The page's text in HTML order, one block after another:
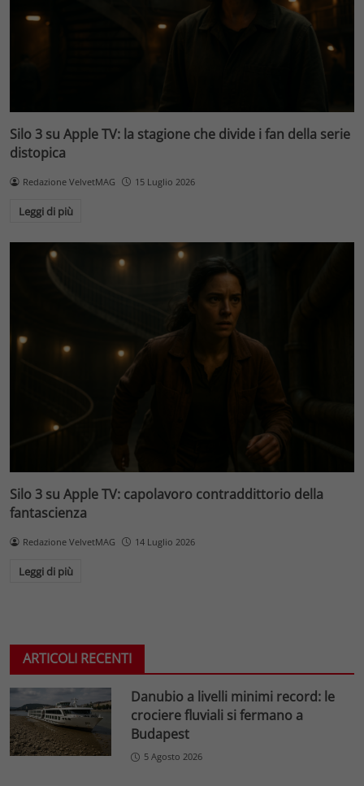
Silo 3 su Apple TV: la stagione che divide i fan della serie
distopica
Redazione VelvetMAG 15 Luglio 2026
Leggi di più
Silo 3 su Apple TV: capolavoro contraddittorio della
fantascienza
Redazione VelvetMAG 14 Luglio 2026
Leggi di più
ARTICOLI RECENTI
Danubio a livelli minimi record: le
crociere fluviali si fermano a
Budapest
5 Agosto 2026